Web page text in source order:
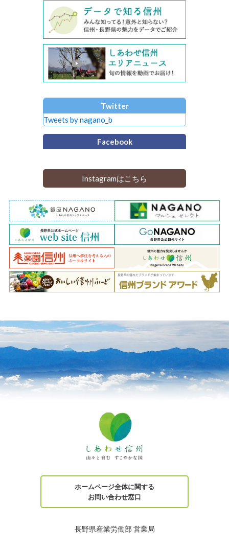
Twitter
Tweets by nagano_b
Facebook
Instagramはこちら
ホームページ全体に関する
お問い合わせ窓口
長野県産業労働部 営業局